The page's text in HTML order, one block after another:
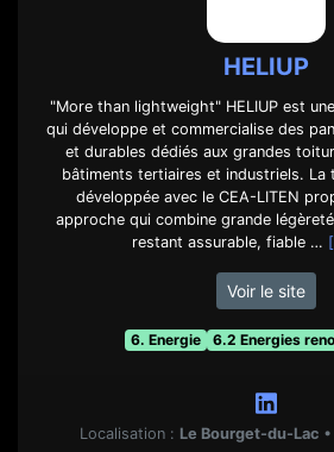
HELIUP
"More than lightweight" HELIUP est
qui développe et commercialise des
et durables dédiés aux grandes
bâtiments tertiaires et industriels. La
développée avec le CEA-LITEN
approche qui combine grande
restant assurable, fiable …
Voir le site
6. Energie 6.2 Energies
Localisation : Le Bourget-du-Lac •